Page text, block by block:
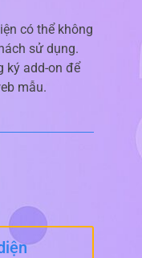
có thể không
sử dụng.
ký add-on để
mẫu.